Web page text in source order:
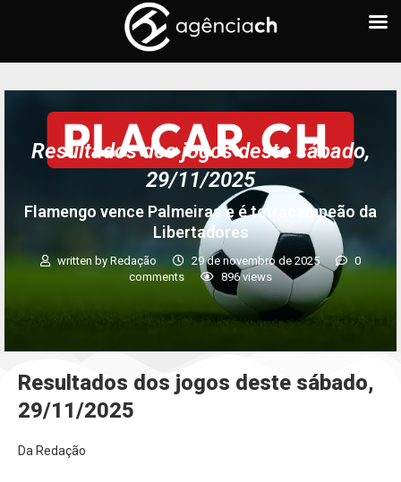
Resultados dos jogos deste sábado,
29/11/2025
Flamengo vence Palmeiras e é tetracampeão da
Libertadores
written by Redação 29 de novembro de 2025
0
comments
896views
Resultados dos jogos deste sábado,
29/11/2025
Da Redação